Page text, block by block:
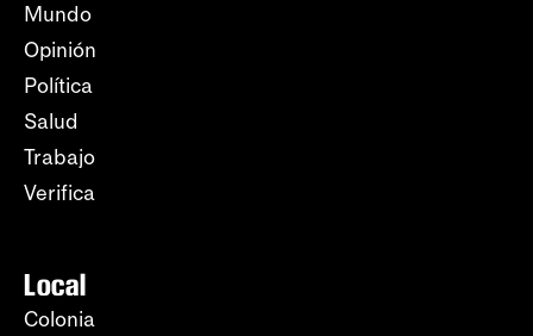
Mundo
Opinión
Política
Salud
Trabajo
Verifica
Local
Colonia